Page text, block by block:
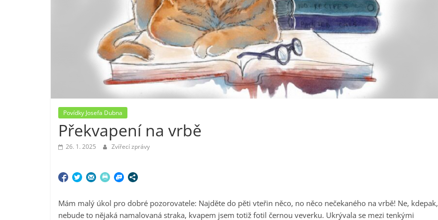
Povídky Josefa Dubna
Překvapení na vrbě
26. 1. 2025 Zvířecí zprávy
Mám malý úkol pro dobré pozorovatele: Najděte do pěti vteřin něco, no něco nečekaného na vrbě! Ne, kdepak,
nebude to nějaká namalovaná straka, kvapem jsem totiž fotil černou veverku. Ukrývala se mezi tenkými